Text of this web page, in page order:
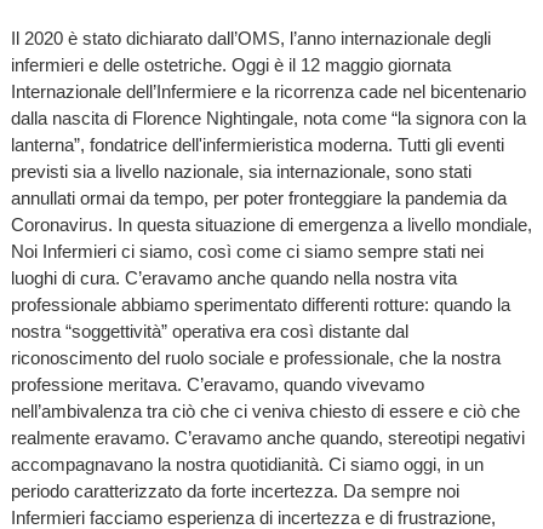
Il 2020 è stato dichiarato dall’OMS, l’anno internazionale degli
infermieri e delle ostetriche. Oggi è il 12 maggio giornata
Internazionale dell’Infermiere e la ricorrenza cade nel bicentenario
dalla nascita di Florence Nightingale, nota come “la signora con la
lanterna”, fondatrice dell'infermieristica moderna. Tutti gli eventi
previsti sia a livello nazionale, sia internazionale, sono stati
annullati ormai da tempo, per poter fronteggiare la pandemia da
Coronavirus. In questa situazione di emergenza a livello mondiale,
Noi Infermieri ci siamo, così come ci siamo sempre stati nei
luoghi di cura. C’eravamo anche quando nella nostra vita
professionale abbiamo sperimentato differenti rotture: quando la
nostra “soggettività” operativa era così distante dal
riconoscimento del ruolo sociale e professionale, che la nostra
professione meritava. C’eravamo, quando vivevamo
nell’ambivalenza tra ciò che ci veniva chiesto di essere e ciò che
realmente eravamo. C’eravamo anche quando, stereotipi negativi
accompagnavano la nostra quotidianità. Ci siamo oggi, in un
periodo caratterizzato da forte incertezza. Da sempre noi
Infermieri facciamo esperienza di incertezza e di frustrazione,